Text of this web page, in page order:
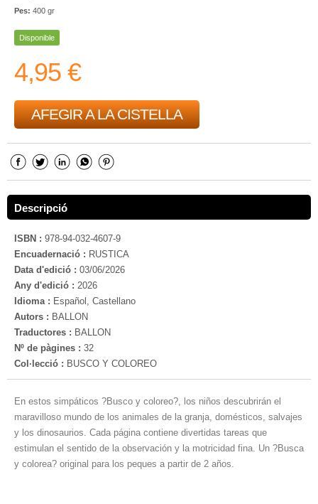
Pes: 400 gr
Disponible
4,95 €
AFEGIR A LA CISTELLA
Descripció
ISBN : 978-94-032-4607-9
Encuadernació : RUSTICA
Data d'edició : 03/06/2026
Any d'edició : 2026
Idioma : Español, Castellano
Autors : BALLON
Traductores : BALLON
Nº de pàgines : 32
Col·lecció : BUSCO Y COLOREO
En estos simpáticos ?Busco y coloreo?, los niños descubrirán el
maravilloso mundo de los animales de la granja, domésticos, salvajes
y los dinosaurios. Cada página contiene divertidas tareas que
estimulan el sentido de la observación y la motricidad fina. Un ?Busca
y colorea? original para los peques a partir de 2 años.